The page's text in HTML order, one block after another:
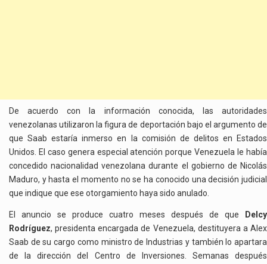
De acuerdo con la información conocida, las autoridades
venezolanas utilizaron la figura de deportación bajo el argumento de
que Saab estaría inmerso en la comisión de delitos en Estados
Unidos. El caso genera especial atención porque Venezuela le había
concedido nacionalidad venezolana durante el gobierno de Nicolás
Maduro, y hasta el momento no se ha conocido una decisión judicial
que indique que ese otorgamiento haya sido anulado.
El anuncio se produce cuatro meses después de que
Delcy
Rodríguez, presidenta encargada de Venezuela, destituyera a Alex
Saab de su cargo como ministro de Industrias y también lo apartara
de la dirección del Centro de Inversiones. Semanas después